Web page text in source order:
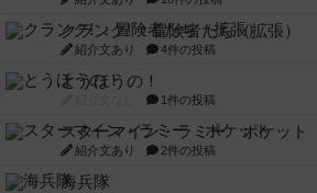
クランク! ：冒険者たち（拡張）
紹介文あり 4件の投稿
とうほうの！
1件の投稿
スターマイン・ラミー ポケット
紹介文あり 2件の投稿
海兵隊